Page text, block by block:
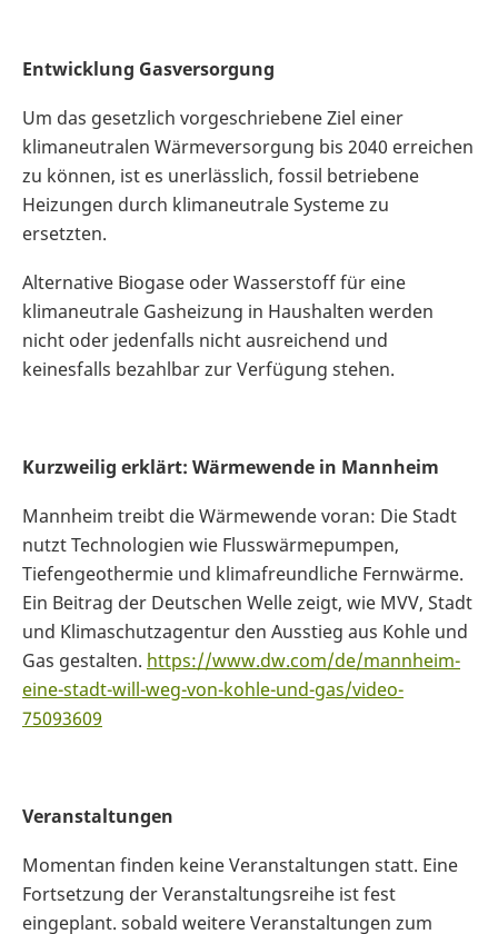
Entwicklung Gasversorgung
Um das gesetzlich vorgeschriebene Ziel einer
klimaneutralen Wärmeversorgung bis 2040 erreichen
zu können, ist es unerlässlich, fossil betriebene
Heizungen durch klimaneutrale Systeme zu
ersetzten.
Alternative Biogase oder Wasserstoff für eine
klimaneutrale Gasheizung in Haushalten werden
nicht oder jedenfalls nicht ausreichend und
keinesfalls bezahlbar zur Verfügung stehen.
Kurzweilig erklärt: Wärmewende in Mannheim
Mannheim treibt die Wärmewende voran: Die Stadt
nutzt Technologien wie Flusswärmepumpen,
Tiefengeothermie und klimafreundliche Fernwärme.
Ein Beitrag der Deutschen Welle zeigt, wie MVV, Stadt
und Klimaschutzagentur den Ausstieg aus Kohle und
Gas gestalten. https://www.dw.com/de/mannheim-
eine-stadt-will-weg-von-kohle-und-gas/video-
75093609
Veranstaltungen
Momentan finden keine Veranstaltungen statt. Eine
Fortsetzung der Veranstaltungsreihe ist fest
eingeplant. sobald weitere Veranstaltungen zum